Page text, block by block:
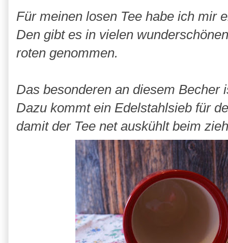
Für meinen losen Tee habe ich mir
Den gibt es in vielen
roten genommen.
Das besonderen an diesem
Dazu kommt ein Edelstahlsieb für
damit der Tee net auskühlt beim